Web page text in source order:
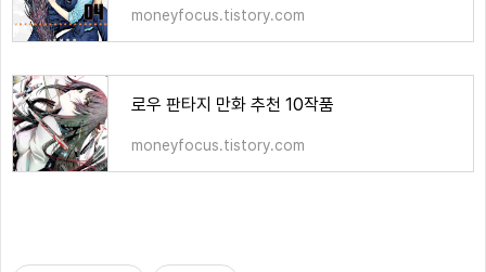
moneyfocus.tistory.com
로우 판타지 만화 추천 10작품
moneyfocus.tistory.com